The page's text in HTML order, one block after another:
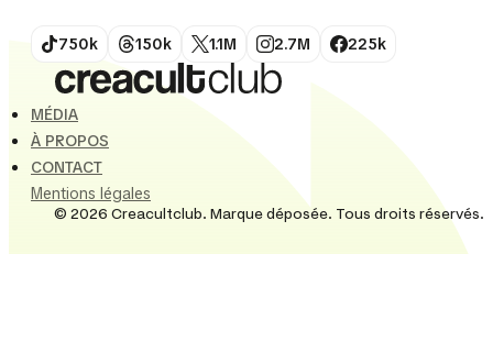
750k 150k 1.1M 2.7M 225k
MÉDIA
À PROPOS
CONTACT
Mentions légales
© 2026 Creacultclub. Marque déposée. Tous droits réservés.